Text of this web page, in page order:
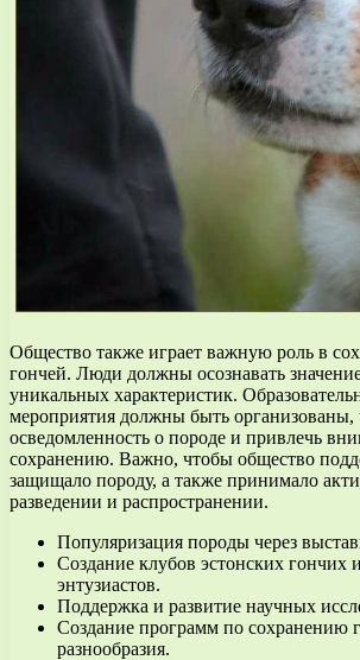
Общество также играет важную роль в
гончей. Люди должны осознавать
уникальных характеристик.
мероприятия должны быть
осведомленность о породе и привлечь
сохранению. Важно, чтобы общество
защищало породу, а также принимало
разведении и распространении.
Популяризация породы через
Создание клубов эстонских гончих
энтузиастов.
Поддержка и развитие научных
Создание программ по сохранению
разнообразия.